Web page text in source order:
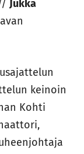
Jukka
keinoin
Kohti